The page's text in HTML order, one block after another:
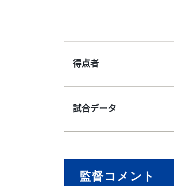
得点者
試合データ
監督コメント